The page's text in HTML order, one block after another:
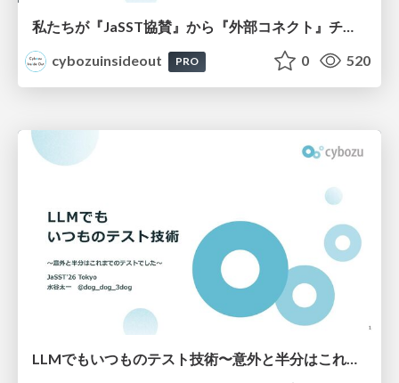
私たちが『JaSST協賛』から『外部コネクト』チームになった理由
cybozuinsideout
PRO 0 520
LLMでもいつものテスト技術〜意外と半分はこれまでのテストでした〜